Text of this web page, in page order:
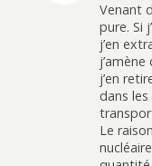
Venant
pure. Si
j’en
j’en
dans
Le